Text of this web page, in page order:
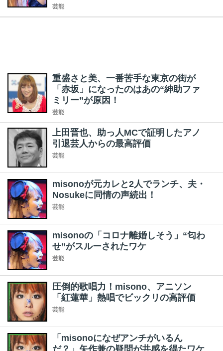
芸能
重盛さと美、一番苦手な東京の街が
「赤坂」になったのはあの“紳助ファ
ミリー”が原因！
芸能
上田晋也、助っ人MCで証明したアノ
引退芸人からの最高評価
芸能
misonoが元カレと2人でランチ、夫・
Nosukeに同情の声続出！
芸能
misonoの「コロナ離婚しそう」“匂わ
せ”がスルーされたワケ
芸能
圧倒的歌唱力！misono、アニソン
「紅蓮華」熱唱でビックリの高評価
芸能
「misonoになぜアンチがいるん
だ？」矢作兼の疑問が共感を得たワケ